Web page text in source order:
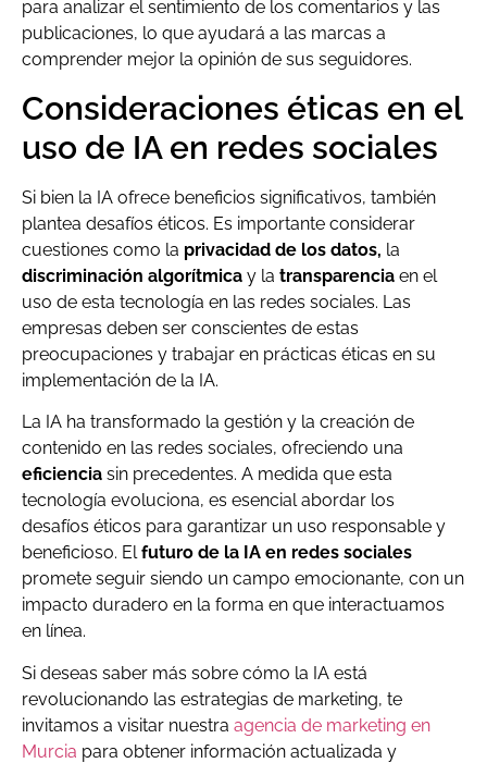
para analizar el sentimiento de los comentarios y las
publicaciones, lo que ayudará a las marcas a
comprender mejor la opinión de sus seguidores.
Consideraciones éticas en el
uso de IA en redes sociales
Si bien la IA ofrece beneficios significativos, también
plantea desafíos éticos. Es importante considerar
cuestiones como la privacidad de los datos, la
discriminación algorítmica y la transparencia en el
uso de esta tecnología en las redes sociales. Las
empresas deben ser conscientes de estas
preocupaciones y trabajar en prácticas éticas en su
implementación de la IA.
La IA ha transformado la gestión y la creación de
contenido en las redes sociales, ofreciendo una
eficiencia sin precedentes. A medida que esta
tecnología evoluciona, es esencial abordar los
desafíos éticos para garantizar un uso responsable y
beneficioso. Elfuturo de la IA en redes sociales
promete seguir siendo un campo emocionante, con un
impacto duradero en la forma en que interactuamos
en línea.
Si deseas saber más sobre cómo la IA está
revolucionando las estrategias de marketing, te
invitamos a visitar nuestra agencia de marketing en
Murcia para obtener información actualizada y